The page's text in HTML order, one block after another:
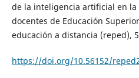
de la inteligencia artificial en la
docentes de Educación
educación a distancia (reped),
https://doi.org/10.56152/